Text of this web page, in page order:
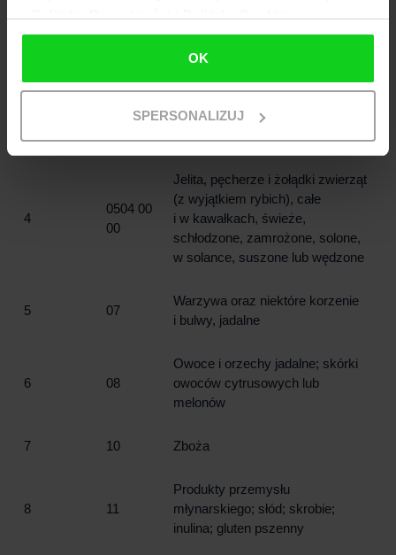
OK
SPERSONALIZUJ
3 04
Produkty mleczarskie; jaja ptasie;
pochodzenia zwierzęcego, gdzie
indziej niewymienione ani
4
0504 00
00
Jelita, pęcherze i żołądki zwierząt
(z wyjątkiem rybich), całe
i w kawałkach, świeże,
schłodzone, zamrożone, solone,
w solance, suszone lub wędzone
5 07
Warzywa oraz niektóre korzenie
i bulwy, jadalne
6 08
Owoce i orzechy jadalne; skórki
owoców cytrusowych lub
melonów
7 10 Zboża
8 11
Produkty przemysłu
młynarskiego; słód; skrobie;
inulina; gluten pszenny